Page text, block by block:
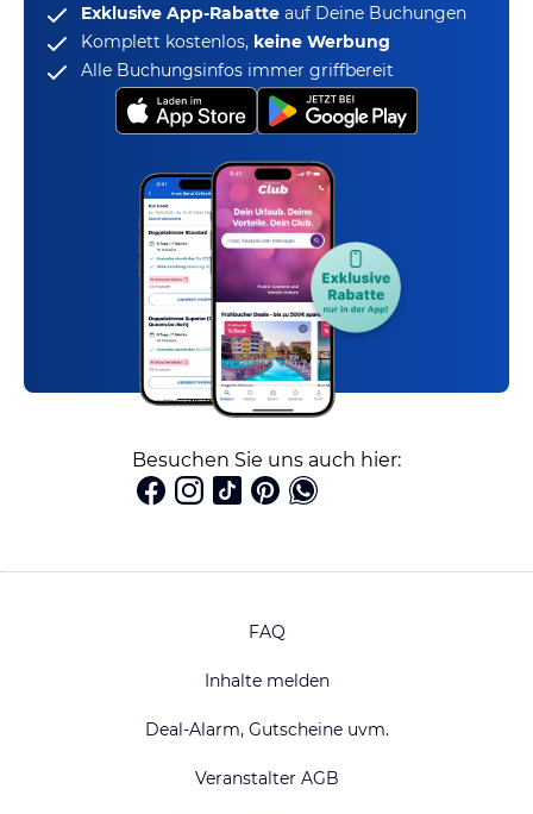
Exklusive App-Rabatte auf Deine Buchungen
Komplett kostenlos, keine Werbung
Alle Buchungsinfos immer griffbereit
Besuchen Sie uns auch hier:
FAQ
Inhalte melden
Deal-Alarm, Gutscheine uvm.
Veranstalter AGB